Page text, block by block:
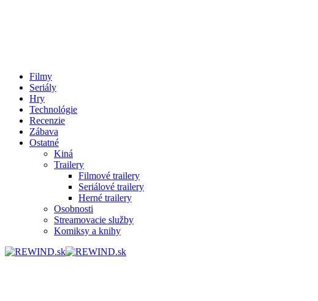
Filmy
Seriály
Hry
Technológie
Recenzie
Zábava
Ostatné
Kiná
Trailery
Filmové trailery
Seriálové trailery
Herné trailery
Osobnosti
Streamovacie služby
Komiksy a knihy